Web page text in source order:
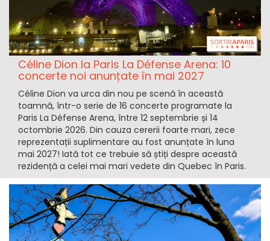
Céline Dion la Paris La Défense Arena: 10
concerte noi anunțate în mai 2027
Céline Dion va urca din nou pe scenă în această
toamnă, într-o serie de 16 concerte programate la
Paris La Défense Arena, între 12 septembrie și 14
octombrie 2026. Din cauza cererii foarte mari, zece
reprezentații suplimentare au fost anunțate în luna
mai 2027! Iată tot ce trebuie să știți despre această
rezidență a celei mai mari vedete din Quebec în Paris.